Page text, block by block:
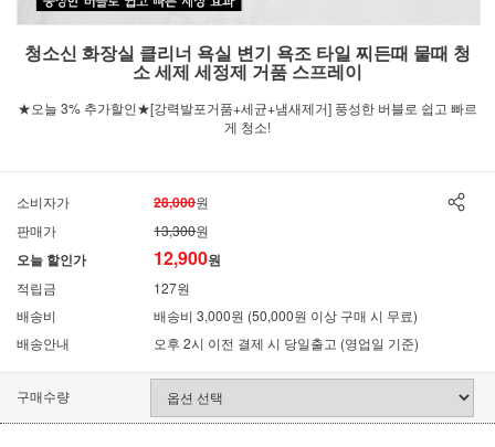
청소신 화장실 클리너 욕실 변기 욕조 타일 찌든때 물때 청
소 세제 세정제 거품 스프레이
★오늘 3% 추가할인★[강력발포거품+세균+냄새제거] 풍성한 버블로 쉽고 빠르
게 청소!
소비자가 28,000원
판매가
13,300원
오늘 할인가 12,900원
적립금
127원
배송비
배송비 3,000원 (50,000원 이상 구매 시 무료)
배송안내
오후 2시 이전 결제 시 당일출고 (영업일 기준)
구매수량